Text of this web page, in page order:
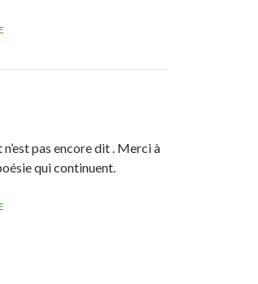
pas encore dit . Merci à
qui continuent.